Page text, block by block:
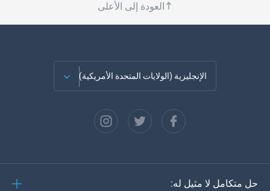
العودة إلى الأعلى
الإنجليزية (الولايات المتحدة الأمريكية)
الاسبانية
البرتغالية
حل متكامل لا مثيل له: